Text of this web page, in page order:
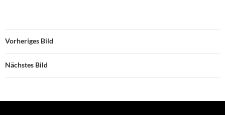
Vorheriges Bild
Nächstes Bild